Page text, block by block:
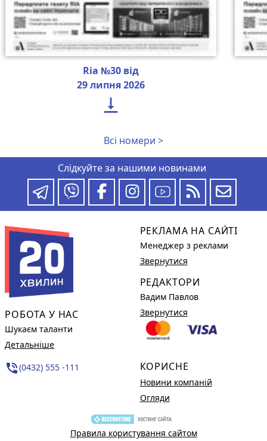
Ria №30 від
29 липня 2026

Всі номери >
Слідкуйте за нашими новинами
РОБОТА У НАС
Шукаєм таланти
Детальніше
phone_in_talk(0432) 555 -111
РЕКЛАМА НА САЙТІ
Менеджер з реклами
Звернутися
РЕДАКТОРИ
Вадим Павлов
Звернутися
КОРИСНЕ
Новини компаній
Огляди
Правила користування сайтом